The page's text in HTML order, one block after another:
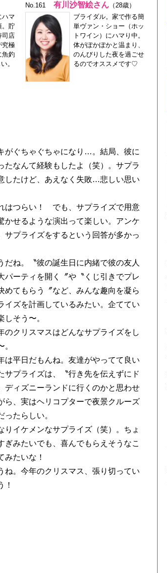
ハマ
。貯
司店
究極
釣
。
No.161 有川沙智絵さん（28歳）
ブライダル。家で作る簡
単ヴァン・ショー（ホッ
トワイン）にハマり中。
体がぽかぽかと温まり、
のんびりした夜を過ごせ
るのでオススメです♡
がぐちゃぐちゃになり…。結局、彼に
たなんて経験もしたよ（笑）。サプラ
したけど、あえなく失敗…悲しい思い
はつらい！ でも、サプライズで用意
かせるような演出って楽しい。アンケ
サプライズをするという回答が多かっ
ね。〝彼の誕生日に内緒で彼の友人
パーティを開く〞や〝くじ引きでプレ
めてもらう〞など、みんな趣向を凝ら
イズを計画しているみたい。企ててい
しそう〜。
クリスマスはどんなサプライズをし
。
は平日だもんね。友達がやってて良い
サプライズは、〝行き先を伝えずにド
ディズニーランドに行くのかと思わせ
ら、実はヘリコプターで夜景クルーズ
ったらしい。
イケメンなサプライズ（笑）。ちょ
ぎみたいでも、喜んでもらえそうなこ
みたいな！
。今年のクリスマス、張り切ってい
！